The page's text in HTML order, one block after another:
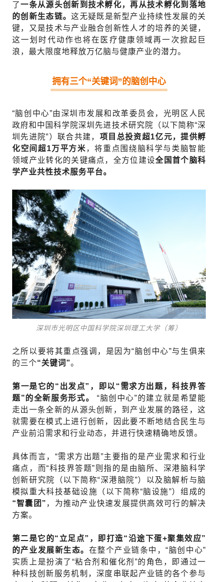
了一条从源头创新到技术孵化，再从技术孵化到落地
的创新生态链。这无疑既是新型产业持续性发展的关
键，又是技术与产业融合创新性人才的培养的关键，
这一划时代动作也将在医疗健康领域再一次掀起巨
浪，最大限度地释放万亿脑与健康产业的潜力。
拥有三个“关键词”的脑创中心
“脑创中心”由深圳市发展和改革委员会，光明区人民
政府和中国科学院深圳先进技术研究院（以下简称“深
圳先进院”）联合共建， 项目总投资超1亿元，提供孵
化空间超1万平方米 ，将重点围绕脑科学与类脑智能
领域产业转化的关键痛点，全方位建设全国首个脑科
学产业共性技术服务平台。
深圳市光明区中国科学院深圳理工大学（筹）
之所以要将其重点强调，是因为“脑创中心”与生俱来
的三个“关键词”。
第一是它的“出发点”，即以“需求方出题，科技界答
题”的全新服务形式。
“脑创中心”的建立就是希望能
走出一条全新的从源头创新，到产业发展的路径，这
就需要在模式上进行创新，因此要不断地结合民生与
产业前沿需求和行业动态，并进行快速精确地反馈。
具体而言，“需求方出题”主要指的是产业需求和行业
痛点，而“科技界答题”则指的是由脑所、深港脑科学
创新研究院（以下简称“深港脑院”）以及脑解析与脑
模拟重大科技基础设施（以下简称“脑设施”）组成的
“智囊团” ，为推动产业快速发展提供高效可行的解决
方案。
第二是它的“立足点”，即打造“沿途下蛋+聚集效应”
的产业发展新生态。 在整个产业链条中，“脑创中心”
实质上是扮演了“粘合剂和催化剂”的角色，即通过一
种科技创新服务机制，深度串联起产业链的各个参与